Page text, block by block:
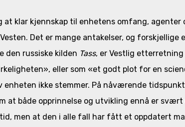
at klar kjennskap til enhetens omfang, agenter
Det er mange antakelser, og forskjellige
den russiske kilden Tass, er Vestlig etterretning
eller som «et godt plot for en
enheten ikke stemmer. På nåværende
at både opprinnelse og utvikling ennå er
men at den i alle fall har fått et oppdatert